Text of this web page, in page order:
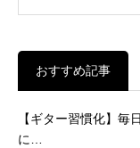
おすすめ記事
【ギター習慣化】毎
に…